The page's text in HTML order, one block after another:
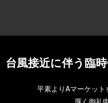
う臨時休業
台風接近に伴う臨
平素よりAマーケット